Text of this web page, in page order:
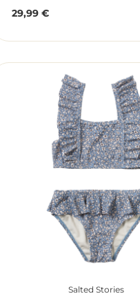
Regulärer Preis:
29,99 €
Salted Stories